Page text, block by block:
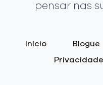
pensar nas
Início Blogue
Privacidade